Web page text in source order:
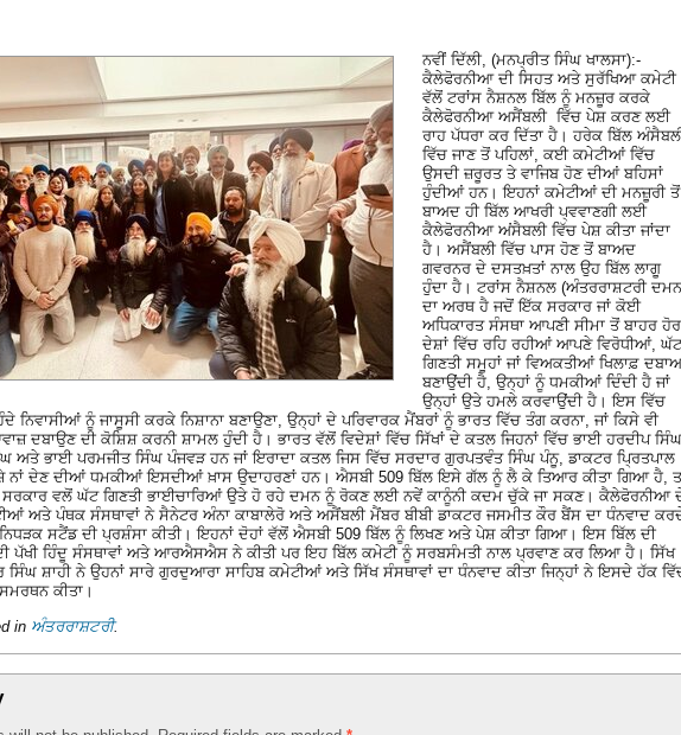
ਨਵੀਂ ਦਿੱਲੀ, (ਮਨਪ੍ਰੀਤ ਸਿੰਘ ਖਾਲਸਾ):-
ਕੈਲੇਫੋਰਨੀਆ ਦੀ ਸਿਹਤ ਅਤੇ ਸੁਰੱਖਿਆ ਕਮੇਟੀ
ਵੱਲੋਂ ਟਰਾਂਸ ਨੈਸ਼ਨਲ ਬਿੱਲ ਨੂੰ ਮਨਜ਼ੂਰ ਕਰਕੇ
ਕੈਲੇਫੋਰਨੀਆ ਅਸੈਂਬਲੀ ਵਿੱਚ ਪੇਸ਼ ਕਰਣ ਲਈ
ਰਾਹ ਪੱਧਰਾ ਕਰ ਦਿੱਤਾ ਹੈ। ਹਰੇਕ ਬਿੱਲ
ਵਿੱਚ ਜਾਣ ਤੋਂ ਪਹਿਲਾਂ, ਕਈ ਕਮੇਟੀਆਂ ਵਿੱਚ
ਉਸਦੀ ਜ਼ਰੂਰਤ ਤੇ ਵਾਜਿਬ ਹੋਣ ਦੀਆਂ ਬਹਿਸਾਂ
ਹੁੰਦੀਆਂ ਹਨ। ਇਹਨਾਂ ਕਮੇਟੀਆਂ ਦੀ ਮਨਜ਼ੂਰੀ ਤੋਂ
ਬਾਅਦ ਹੀ ਬਿੱਲ ਆਖਰੀ ਪ੍ਵਵਾਣਗੀ ਲਈ
ਕੈਲੇਫੋਰਨੀਆ ਅਂਸੈਬਲੀ ਵਿੱਚ ਪੇਸ਼ ਕੀਤਾ ਜਾਂਦਾ
ਹੈ। ਅਸੈਂਬਲੀ ਵਿੱਚ ਪਾਸ ਹੋਣ ਤੋਂ ਬਾਅਦ
ਗਵਰਨਰ ਦੇ ਦਸਤਖ਼ਤਾਂ ਨਾਲ ਉਹ ਬਿੱਲ ਲਾਗੂ
ਹੁੰਦਾ ਹੈ। ਟਰਾਂਸ ਨੈਸ਼ਨਲ (ਅੰਤਰਰਾਸ਼ਟਰੀ
ਦਾ ਅਰਥ ਹੈ ਜਦੋਂ ਇੱਕ ਸਰਕਾਰ ਜਾਂ ਕੋਈ
ਅਧਿਕਾਰਤ ਸੰਸਥਾ ਆਪਣੀ ਸੀਮਾ ਤੋਂ ਬਾਹਰ ਹੋਰ
ਦੇਸ਼ਾਂ ਵਿੱਚ ਰਹਿ ਰਹੀਆਂ ਆਪਣੇ ਵਿਰੋਧੀਆਂ, ਘੱਟ
ਗਿਣਤੀ ਸਮੂਹਾਂ ਜਾਂ ਵਿਅਕਤੀਆਂ ਖਿਲਾਫ਼ ਦਬਾਅ
ਬਣਾਉਂਦੀ ਹੈ, ਉਨ੍ਹਾਂ ਨੂੰ ਧਮਕੀਆਂ ਦਿੰਦੀ ਹੈ ਜਾਂ
ਉਨ੍ਹਾਂ ਉਤੇ ਹਮਲੇ ਕਰਵਾਉਂਦੀ ਹੈ। ਇਸ ਵਿੱਚ
ਨਿਵਾਸੀਆਂ ਨੂੰ ਜਾਸੂਸੀ ਕਰਕੇ ਨਿਸ਼ਾਨਾ ਬਣਾਉਣਾ, ਉਨ੍ਹਾਂ ਦੇ ਪਰਿਵਾਰਕ ਮੈਂਬਰਾਂ ਨੂੰ ਭਾਰਤ ਵਿੱਚ ਤੰਗ ਕਰਨਾ, ਜਾਂ ਕਿਸੇ ਵੀ
ਦਬਾਉਣ ਦੀ ਕੋਸ਼ਿਸ਼ ਕਰਨੀ ਸ਼ਾਮਲ ਹੁੰਦੀ ਹੈ। ਭਾਰਤ ਵੱਲੋਂ ਵਿਦੇਸ਼ਾਂ ਵਿੱਚ ਸਿੱਖਾਂ ਦੇ ਕਤਲ ਜਿਹਨਾਂ ਵਿੱਚ ਭਾਈ ਹਰਦੀਪ ਸਿੰਘ
ਅਤੇ ਭਾਈ ਪਰਮਜੀਤ ਸਿੰਘ ਪੰਜਵੜ ਹਨ ਜਾਂ ਇਰਾਦਾ ਕਤਲ ਜਿਸ ਵਿੱਚ ਸਰਦਾਰ ਗੁਰਪਤਵੰਤ ਸਿੰਘ ਪੰਨੂ, ਡਾਕਟਰ ਪ੍ਰਿਤਪਾਲ
ਨਾਂ ਦੇਣ ਦੀਆਂ ਧਮਕੀਆਂ ਇਸਦੀਆਂ ਖ਼ਾਸ ਉਦਾਹਰਣਾਂ ਹਨ। ਐਸਬੀ 509 ਬਿੱਲ ਇਸੇ ਗੱਲ ਨੂੰ ਲੈ ਕੇ ਤਿਆਰ ਕੀਤਾ ਗਿਆ ਹੈ,
ਸਰਕਾਰ ਵਲੋਂ ਘੱਟ ਗਿਣਤੀ ਭਾਈਚਾਰਿਆਂ ਉਤੇ ਹੋ ਰਹੇ ਦਮਨ ਨੂੰ ਰੋਕਣ ਲਈ ਨਵੇਂ ਕਾਨੂੰਨੀ ਕਦਮ ਚੁੱਕੇ ਜਾ ਸਕਣ। ਕੈਲੇਫੋਰਨੀਆ
ਅਤੇ ਪੰਥਕ ਸੰਸਥਾਵਾਂ ਨੇ ਸੈਨੇਟਰ ਅੰਨਾ ਕਾਬਾਲੇਰੋ ਅਤੇ ਅਸੈਂਬਲੀ ਮੈਂਬਰ ਬੀਬੀ ਡਾਕਟਰ ਜਸਮੀਤ ਕੌਰ ਬੈਂਸ ਦਾ ਧੰਨਵਾਦ
ਸਟੈਂਡ ਦੀ ਪ੍ਰਸ਼ੰਸਾ ਕੀਤੀ। ਇਹਨਾਂ ਦੋਹਾਂ ਵੱਲੋਂ ਐਸਬੀ 509 ਬਿੱਲ ਨੂੰ ਲਿਖਣ ਅਤੇ ਪੇਸ਼ ਕੀਤਾ ਗਿਆ। ਇਸ ਬਿੱਲ ਦੀ
ਪੱਖੀ ਹਿੰਦੂ ਸੰਸਥਾਵਾਂ ਅਤੇ ਆਰਐਸਐਸ ਨੇ ਕੀਤੀ ਪਰ ਇਹ ਬਿੱਲ ਕਮੇਟੀ ਨੂੰ ਸਰਬਸੰਮਤੀ ਨਾਲ ਪ੍ਰਵਾਣ ਕਰ ਲਿਆ ਹੈ। ਸਿੱਖ
ਸ਼ਾਹੀ ਨੇ ਉਹਨਾਂ ਸਾਰੇ ਗੁਰਦੁਆਰਾ ਸਾਹਿਬ ਕਮੇਟੀਆਂ ਅਤੇ ਸਿੱਖ ਸੰਸਥਾਵਾਂ ਦਾ ਧੰਨਵਾਦ ਕੀਤਾ ਜਿਨ੍ਹਾਂ ਨੇ ਇਸਦੇ ਹੱਕ
ਕੀਤਾ।
in ਅੰਤਰਰਾਸ਼ਟਰੀ.